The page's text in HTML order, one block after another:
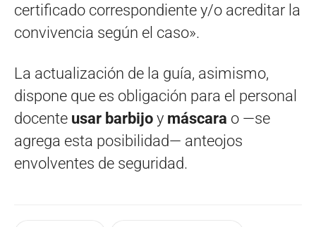
certificado correspondiente y/o acreditar la
convivencia según el caso».
La actualización de la guía, asimismo,
dispone que es obligación para el personal
docente usar barbijo y máscara o —se
agrega esta posibilidad— anteojos
envolventes de seguridad.